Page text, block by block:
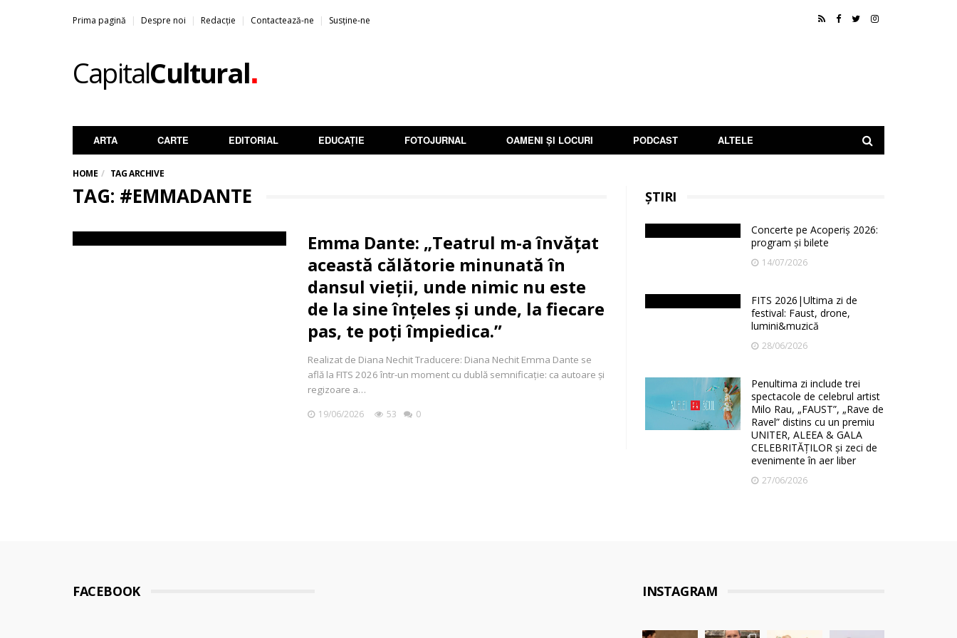
Prima pagină Despre noi Redacție Contactează-ne Susține-ne
CapitalCultural.
ARTA CARTE EDITORIAL EDUCAȚIE FOTOJURNAL OAMENI ȘI LOCURI PODCAST ALTELE
HOME TAG ARCHIVE
TAG: #EMMADANTE
Emma Dante: „Teatrul m-a învățat
această călătorie minunată în
dansul vieții, unde nimic nu este
de la sine înțeles și unde, la fiecare
pas, te poți împiedica.”
Realizat de Diana Nechit Traducere: Diana Nechit Emma Dante se
află la FITS 2026 într-un moment cu dublă semnificație: ca autoare și
regizoare a…
19/06/2026 53 0
ȘTIRI
Concerte pe Acoperiș 2026:
program și bilete
14/07/2026
FITS 2026|Ultima zi de
festival: Faust, drone,
lumini&muzică
28/06/2026
Penultima zi include trei
spectacole de celebrul artist
Milo Rau, „FAUST”, „Rave de
Ravel” distins cu un premiu
UNITER, ALEEA & GALA
CELEBRITĂȚILOR și zeci de
evenimente în aer liber
27/06/2026
FACEBOOK INSTAGRAM